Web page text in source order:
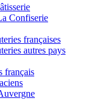
Confiserie
françaises
autres pays
français